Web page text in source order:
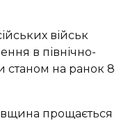
військ
в північно-
станом на ранок 8
прощається